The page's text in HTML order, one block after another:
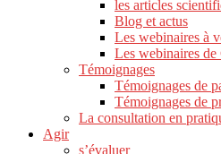
les articles
Blog et actus
Les webinaires à
Les webinaires de
Témoignages
Témoignages de
Témoignages de
La consultation en
Agir
s’évaluer